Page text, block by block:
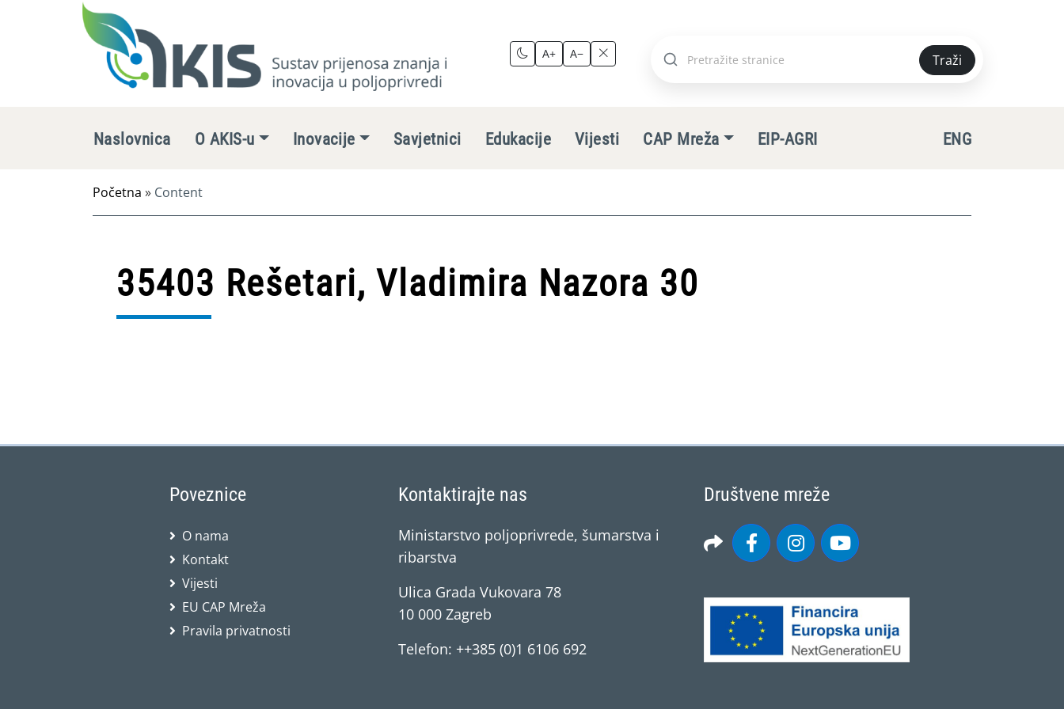
A+ A−
Pretraži
Traži
Naslovnica O AKIS-u Inovacije Savjetnici Edukacije Vijesti CAP Mreža EIP-AGRI ENG
Početna » Content
35403 Rešetari, Vladimira Nazora 30
Poveznice
O nama
Kontakt
Vijesti
EU CAP Mreža
Pravila privatnosti
Kontaktirajte nas
Ministarstvo poljoprivrede, šumarstva i
ribarstva
Ulica Grada Vukovara 78
10 000 Zagreb
Telefon: ++385 (0)1 6106 692
Društvene mreže